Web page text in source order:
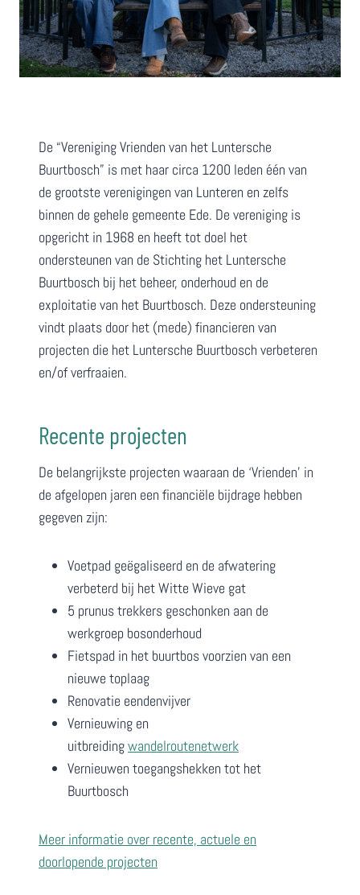
De “Vereniging Vrienden van het Luntersche
Buurtbosch” is met haar circa 1200 leden één van
de grootste verenigingen van Lunteren en zelfs
binnen de gehele gemeente Ede. De vereniging is
opgericht in 1968 en heeft tot doel het
ondersteunen van de Stichting het Luntersche
Buurtbosch bij het beheer, onderhoud en de
exploitatie van het Buurtbosch. Deze ondersteuning
vindt plaats door het (mede) financieren van
projecten die het Luntersche Buurtbosch verbeteren
en/of verfraaien.
Recente projecten
De belangrijkste projecten waaraan de ‘Vrienden’ in
de afgelopen jaren een financiële bijdrage hebben
gegeven zijn:
Voetpad geëgaliseerd en de afwatering
verbeterd bij het Witte Wieve gat
5 prunus trekkers geschonken aan de
werkgroep bosonderhoud
Fietspad in het buurtbos voorzien van een
nieuwe toplaag
Renovatie eendenvijver
Vernieuwing en
uitbreidingwandelroutenetwerk
Vernieuwen toegangshekken tot het
Buurtbosch
Meer informatie over recente, actuele en
doorlopende projecten